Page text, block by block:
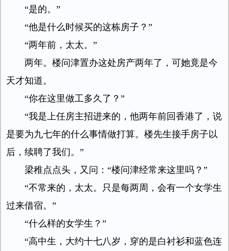
“是的。”
“他是什么时候买的这栋房子？”
“两年前，太太。”
两年。楼问津置办这处房产两年了，可她竟是今
天才知道。
“你在这里做工多久了？”
“我是上任房主招进来的，他两年前回香港了，说
是要为九七年的什么事情做打算。楼先生接手房子以
后，续聘了我们。”
梁稚点点头，又问：“楼问津经常来这里吗？”
“不常来的，太太。只是每两周，会有一个女学生
过来借宿。”
“什么样的女学生？”
“高中生，大约十七八岁，穿的是白衬衫和蓝色连